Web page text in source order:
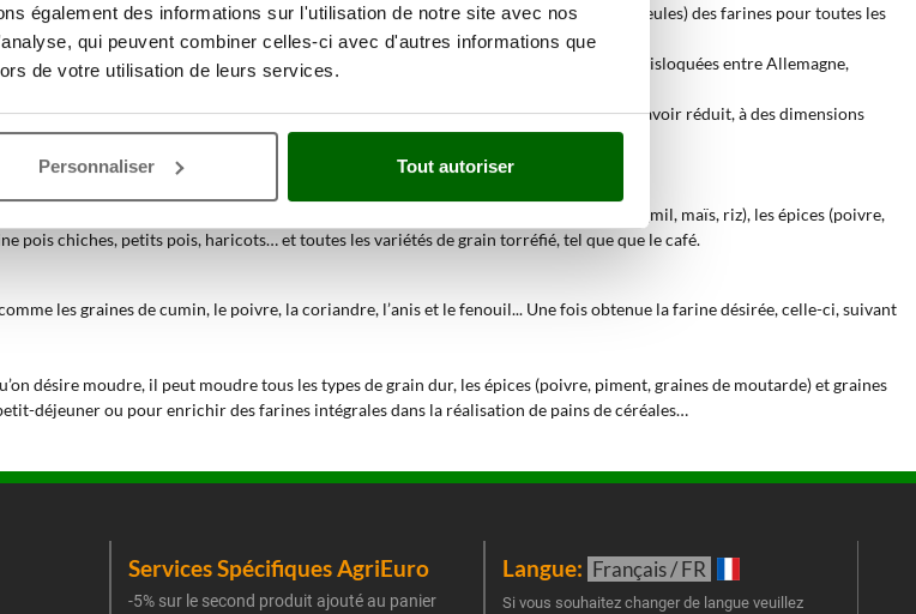
également des informations sur l'utilisation de notre site avec nos
qui peuvent combiner celles-ci avec d'autres informations que
de votre utilisation de leurs services.
Personnaliser Tout autoriser
produire de façon complètement naturelle (grâce à la simple action mécanique des meules) des farines pour toutes les
la qualité de construction. Komo en effet produit ses moulins dans diverses usines disloquées entre Allemagne,
maximum.
à cause de leur caractère innovant. La grande innovation consiste simplement à avoir réduit, à des dimensions
est relégué à une utilisation industrielle.
de grain tendre (comme l’épeautre, le seigle ou le blé), tous les types de grain dur (mil, maïs, riz), les épices (poivre,
pois chiches, petits pois, haricots… et toutes les variétés de grain torréfié, tel que que le café.
les graines de cumin, le poivre, la coriandre, l’anis et le fenouil... Une fois obtenue la farine désirée, celle-ci, suivant
désire moudre, il peut moudre tous les types de grain dur, les épices (poivre, piment, graines de moutarde) et graines
déjeuner ou pour enrichir des farines intégrales dans la réalisation de pains de céréales…
Services Spécifiques AgriEuro
-5% sur le second produit ajouté au panier
Langue: Français / FR
Si vous souhaitez changer de langue veuillez